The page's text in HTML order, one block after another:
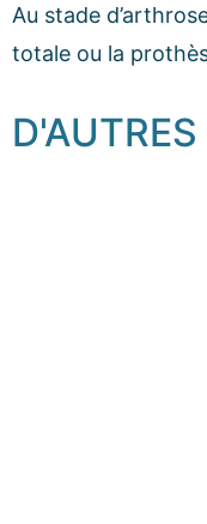
Au stade
totale ou la